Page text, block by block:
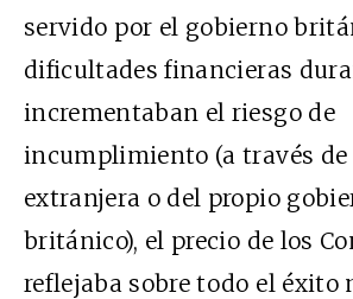
servido por el gobierno
dificultades financieras
incrementaban el riesgo de
incumplimiento (a través
extranjera o del propio
británico), el precio de los
reflejaba sobre todo el éxito